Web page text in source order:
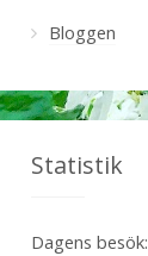
Bloggen
Statistik
Dagens besök: